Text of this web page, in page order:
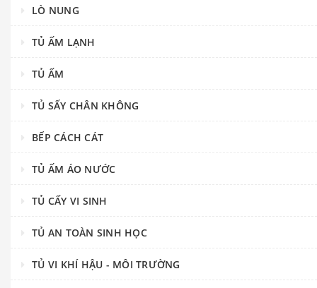
LÒ NUNG
TỦ ẤM LẠNH
TỦ ẤM
TỦ SẤY CHÂN KHÔNG
BẾP CÁCH CÁT
TỦ ẤM ÁO NƯỚC
TỦ CẤY VI SINH
TỦ AN TOÀN SINH HỌC
TỦ VI KHÍ HẬU - MÔI TRƯỜNG